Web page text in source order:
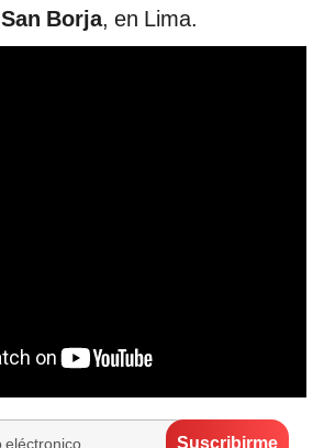
San Borja, en Lima.